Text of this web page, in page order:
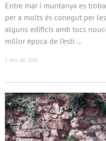
Entre mar i muntanya es
per a molts és conegut per
alguns edificis amb tocs
millor època de l’esti …
6 abril del 2018